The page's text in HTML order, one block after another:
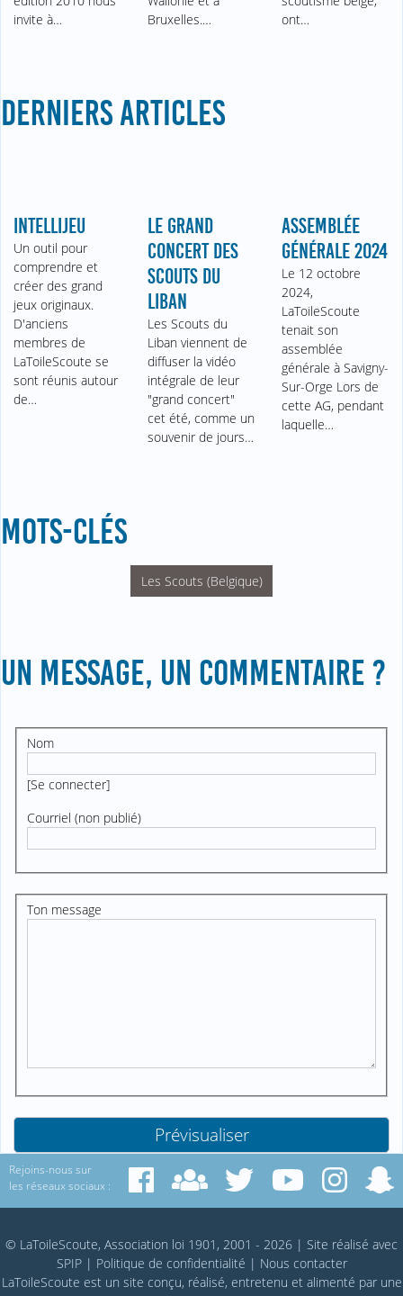
invite à…
Bruxelles.…
ont…
DERNIERS ARTICLES
INTELLIJEU
Un outil pour
comprendre et
créer des grand
jeux originaux.
D'anciens
membres de
LaToileScoute se
sont réunis autour
de…
LE GRAND
CONCERT DES
SCOUTS DU
LIBAN
Les Scouts du
Liban viennent de
diffuser la vidéo
intégrale de leur
"grand concert"
cet été, comme un
souvenir de jours…
ASSEMBLÉE
GÉNÉRALE 2024
Le 12 octobre
2024,
LaToileScoute
tenait son
assemblée
générale à Savigny-
Sur-Orge Lors de
cette AG, pendant
laquelle…
MOTS-CLÉS
Les Scouts (Belgique)
UN MESSAGE, UN COMMENTAIRE ?
Nom
[Se connecter]
Courriel (non publié)
Ton message
Rejoins-nous sur
les réseaux sociaux :
© LaToileScoute, Association loi 1901, 2001 - 2026 | Site réalisé avec
SPIP| Politique de confidentialité | Nous contacter
LaToileScoute est un site conçu, réalisé, entretenu et alimenté par une